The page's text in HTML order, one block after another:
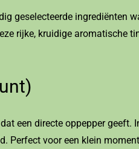
geselecteerde ingrediënten
rijke, kruidige aromatische
een directe oppepper
Perfect voor een klein